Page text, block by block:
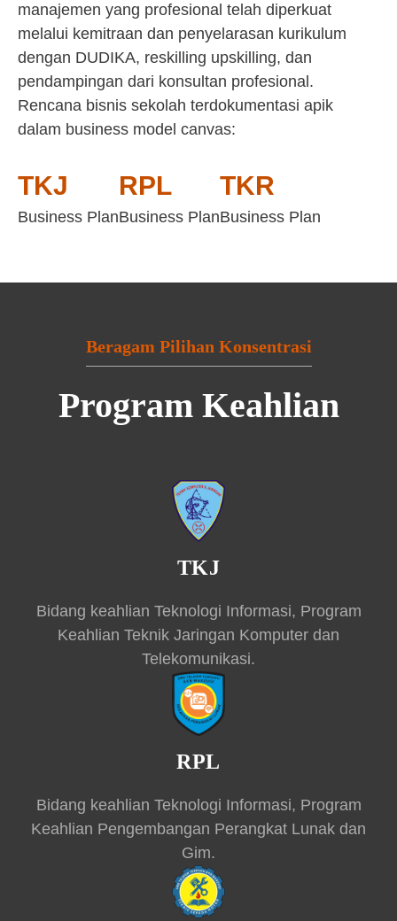
manajemen yang profesional telah diperkuat
melalui kemitraan dan penyelarasan kurikulum
dengan DUDIKA, reskilling upskilling, dan
pendampingan dari konsultan profesional.
Rencana bisnis sekolah terdokumentasi apik
dalam business model canvas:
TKJ
Business Plan
RPL
Business Plan
TKR
Business Plan
Beragam Pilihan Konsentrasi
Program Keahlian
TKJ
Bidang keahlian Teknologi Informasi, Program
Keahlian Teknik Jaringan Komputer dan
Telekomunikasi.
RPL
Bidang keahlian Teknologi Informasi, Program
Keahlian Pengembangan Perangkat Lunak dan
Gim.